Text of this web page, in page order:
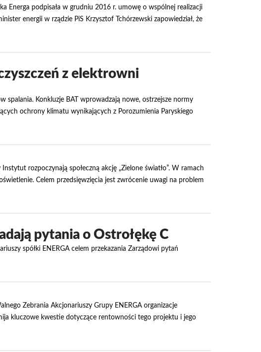
Energa podpisała w grudniu 2016 r. umowę o wspólnej realizacji
energii w rządzie PiS Krzysztof Tchórzewski zapowiedział, że
z elektrowni
spalania. Konkluzje BAT wprowadzają nowe, ostrzejsze normy
ochrony klimatu wynikających z Porozumienia Paryskiego
rozpoczynają społeczną akcję „Zielone światło”. W ramach
Celem przedsięwzięcia jest zwrócenie uwagi na problem
pytania o Ostrołękę C
spółki ENERGA celem przekazania Zarządowi pytań
Zebrania Akcjonariuszy Grupy ENERGA organizacje
kluczowe kwestie dotyczące rentowności tego projektu i jego